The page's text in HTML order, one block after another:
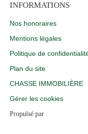
INFORMATIONS
Nos honoraires
Mentions légales
Politique de
Plan du site
CHASSE IMMOBILIÈRE
Gérer les cookies
Propulsé par